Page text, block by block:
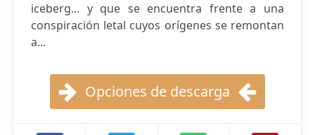
iceberg... y que se encuentra frente a una
conspiración letal cuyos orígenes se remontan
a...
Opciones de descarga